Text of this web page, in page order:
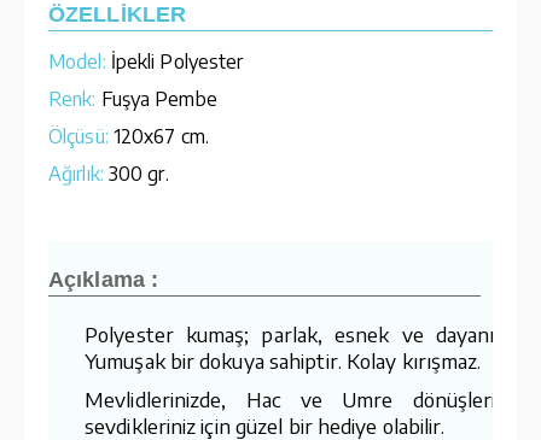
ÖZELLİKLER
Model: İpekli Polyester
Renk: Fuşya Pembe
Ölçüsü: 120x67 cm.
Ağırlık: 300 gr.
Açıklama :
Polyester kumaş; parlak, esnek ve
Yumuşak bir dokuya sahiptir. Kolay kırışmaz.
Mevlidlerinizde, Hac ve Umre
sevdikleriniz için güzel bir hediye olabilir.